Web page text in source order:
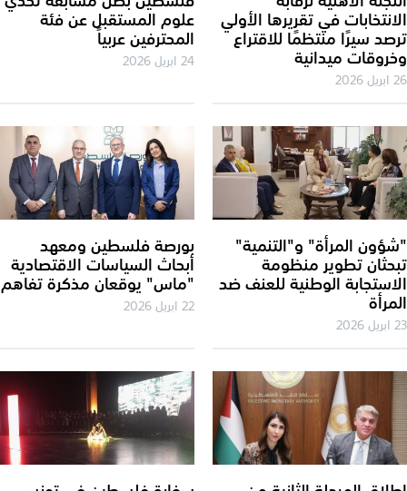
في تقريرها الأولي
سيرًا منتظمًا للاقتراع
ميدانية
علوم المستقبل عن فئة
المحترفين عربياً
24 ابريل 2026
المرأة" و"التنمية"
تطوير منظومة
الوطنية للعنف ضد
بورصة فلسطين ومعهد
أبحاث السياسات الاقتصادية
"ماس" يوقعان مذكرة تفاهم
22 ابريل 2026